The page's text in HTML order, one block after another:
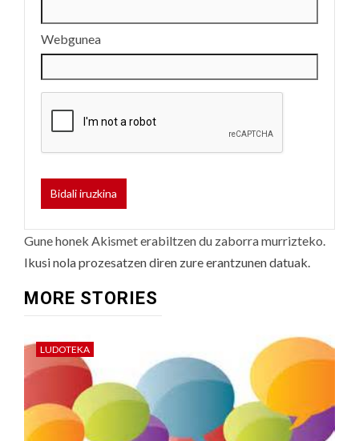
Webgunea
Gune honek Akismet erabiltzen du zaborra murrizteko.
Ikusi nola prozesatzen diren zure erantzunen datuak.
MORE STORIES
LUDOTEKA